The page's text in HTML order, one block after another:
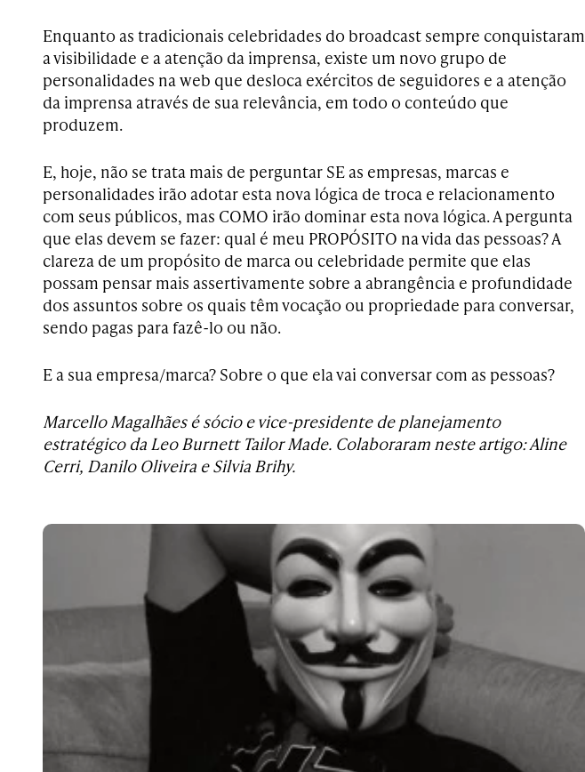
Enquanto as tradicionais celebridades do broadcast sempre conquistaram
a visibilidade e a atenção da imprensa, existe um novo grupo de
personalidades na web que desloca exércitos de seguidores e a atenção
da imprensa através de sua relevância, em todo o conteúdo que
produzem.
E, hoje, não se trata mais de perguntar SE as empresas, marcas e
personalidades irão adotar esta nova lógica de troca e relacionamento
com seus públicos, mas COMO irão dominar esta nova lógica. A pergunta
que elas devem se fazer: qual é meu PROPÓSITO na vida das pessoas? A
clareza de um propósito de marca ou celebridade permite que elas
possam pensar mais assertivamente sobre a abrangência e profundidade
dos assuntos sobre os quais têm vocação ou propriedade para conversar,
sendo pagas para fazê-lo ou não.
E a sua empresa/marca? Sobre o que ela vai conversar com as pessoas?
Marcello Magalhães é sócio e vice-presidente de planejamento
estratégico da Leo Burnett Tailor Made. Colaboraram neste artigo: Aline
Cerri, Danilo Oliveira e Silvia Brihy.